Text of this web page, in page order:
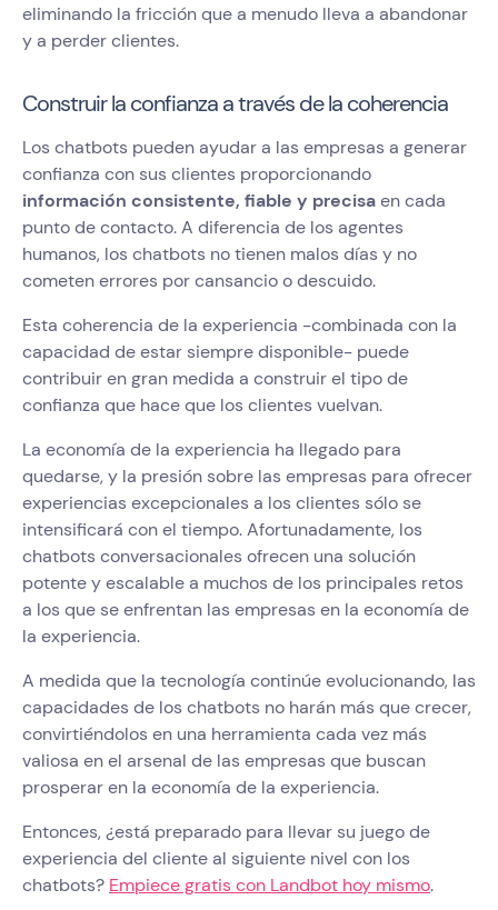
eliminando la fricción que a menudo lleva a abandonar
y a perder clientes.
Construir la confianza a través de la coherencia
Los chatbots pueden ayudar a las empresas a generar
confianza con sus clientes proporcionando
información consistente, fiable y precisaen cada
punto de contacto. A diferencia de los agentes
humanos, los chatbots no tienen malos días y no
cometen errores por cansancio o descuido.
Esta coherencia de la experiencia -combinada con la
capacidad de estar siempre disponible- puede
contribuir en gran medida a construir el tipo de
confianza que hace que los clientes vuelvan.
La economía de la experiencia ha llegado para
quedarse, y la presión sobre las empresas para ofrecer
experiencias excepcionales a los clientes sólo se
intensificará con el tiempo. Afortunadamente, los
chatbots conversacionales ofrecen una solución
potente y escalable a muchos de los principales retos
a los que se enfrentan las empresas en la economía de
la experiencia.
A medida que la tecnología continúe evolucionando, las
capacidades de los chatbots no harán más que crecer,
convirtiéndolos en una herramienta cada vez más
valiosa en el arsenal de las empresas que buscan
prosperar en la economía de la experiencia.
Entonces, ¿está preparado para llevar su juego de
experiencia del cliente al siguiente nivel con los
chatbots? Empiece gratis con Landbot hoy mismo.